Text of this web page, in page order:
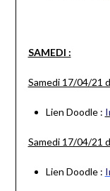
SAMEDI :
Samedi 17/04/21
Lien Doodle :
Samedi 17/04/21
Lien Doodle :